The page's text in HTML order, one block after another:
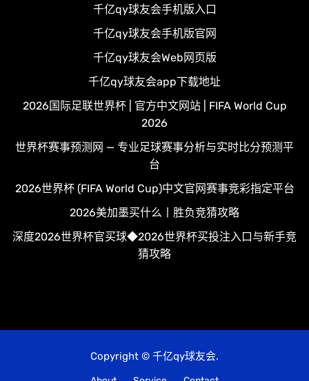
千亿qy球友会手机版入口
千亿qy球友会手机版官网
千亿qy球友会Web网页版
千亿qy球友会app下载地址
2026国际足联世界杯 | 官方中文网站 | FIFA World Cup
2026
世界杯赛事预测网 — 专业足球赛事分析与实时比分预测平
台
2026世界杯 (FIFA World Cup)中文官网赛事竞彩指定平台
2026美加墨买什么丨胜负竞猜攻略
深度2026世界杯官买球◆2026世界杯买投注入口与新手竞
猜攻略
Copyright © 千亿qy球友会.